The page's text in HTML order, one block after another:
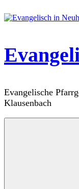
Inhalt
Evangelische
Klausenbach